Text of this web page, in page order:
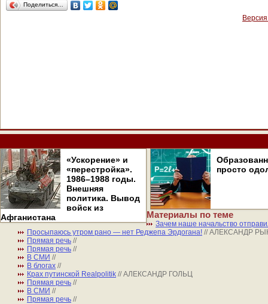
Поделиться…
«Ускорение» и
«перестройка».
1986–1988 годы.
Внешняя
политика. Вывод
войск из
Афганистана
просто
Материалы по теме
Зачем наше начальство
Просыпаюсь утром рано — нет Реджепа Эрдогана! // АЛЕКСАНДР
Прямая речь //
Прямая речь //
В СМИ //
В блогах //
Крах путинской Realpolitik // АЛЕКСАНДР ГОЛЬЦ
Прямая речь //
В СМИ //
Прямая речь //